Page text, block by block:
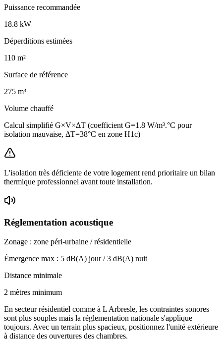
Puissance recommandée
18.8 kW
Déperditions estimées
110 m²
Surface de référence
275 m³
Volume chauffé
Calcul simplifié G×V×ΔT (coefficient G=1.8 W/m³.°C pour
isolation mauvaise, ΔT=38°C en zone H1c)
L'isolation très déficiente de votre logement rend prioritaire un bilan
thermique professionnel avant toute installation.
Réglementation acoustique
Zonage : zone péri-urbaine / résidentielle
Émergence max : 5 dB(A) jour /3 dB(A) nuit
Distance minimale
2 mètres minimum
En secteur résidentiel comme à L Arbresle, les contraintes sonores
sont plus souples mais la réglementation nationale s'applique
toujours. Avec un terrain plus spacieux, positionnez l'unité extérieure
à distance des ouvertures des chambres.